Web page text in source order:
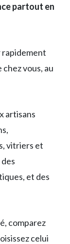
partout en
rapidement
vous, au
artisans
vitriers et
et des
comparez
celui